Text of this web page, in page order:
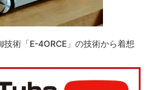
術「e-4ORCE」の技術から着想